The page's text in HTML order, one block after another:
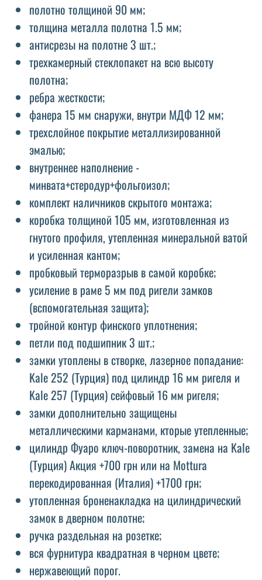
полотно толщиной 90 мм;
толщина металла полотна 1.5 мм;
антисрезы на полотне 3 шт.;
трехкамерный стеклопакет на всю высоту
полотна;
ребра жесткости;
фанера 15 мм снаружи, внутри МДФ 12 мм;
трехслойное покрытие металлизированной
эмалью;
внутреннее наполнение -
минвата+стеродур+фольгоизол;
комплект наличников скрытого монтажа;
коробка толщиной 105 мм, изготовленная из
гнутого профиля, утепленная минеральной ватой
и усиленная кантом;
пробковый терморазрыв в самой коробке;
усиление в раме 5 мм под ригели замков
(вспомогательная защита);
тройной контур финского уплотнения;
петли под подшипник 3 шт.;
замки утоплены в створке, лазерное попадание:
Kale 252 (Турция) под цилиндр 16 мм ригеля и
Kale 257 (Турция) сейфовый 16 мм ригеля;
замки дополнительно защищены
металлическими карманами, кторые утепленные;
цилиндр Фуаро ключ-поворотник, замена на Kale
(Турция) Акция +700 грн или на Mottura
перекодированная (Италия) +1700 грн;
утопленная броненакладка на цилиндрический
замок в дверном полотне;
ручка раздельная на розетке;
вся фурнитура квадратная в черном цвете;
нержавеющий порог.